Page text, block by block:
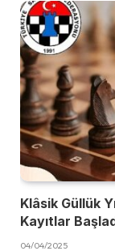
Klâsik Güllük
Kayıtlar
04/04/2025